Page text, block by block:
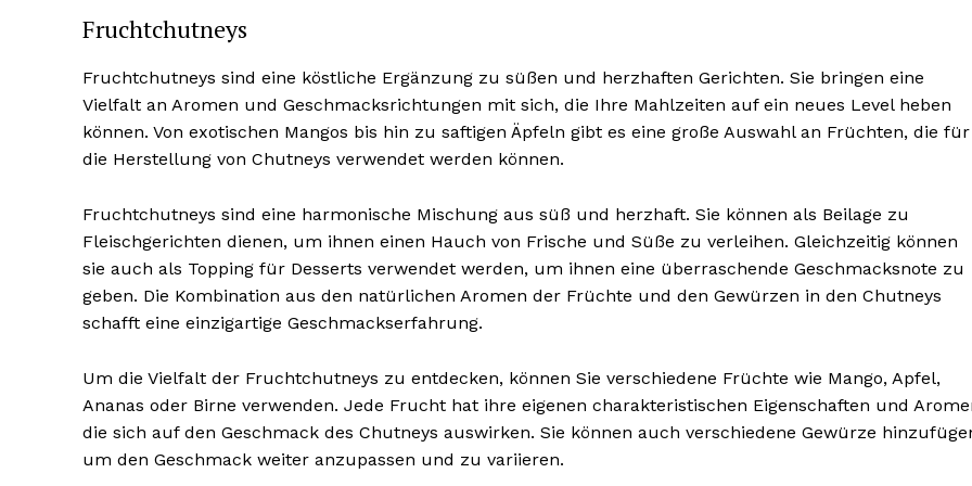
Fruchtchutneys
Fruchtchutneys sind eine köstliche Ergänzung zu süßen und herzhaften Gerichten. Sie bringen eine
Vielfalt an Aromen und Geschmacksrichtungen mit sich, die Ihre Mahlzeiten auf ein neues Level heben
können. Von exotischen Mangos bis hin zu saftigen Äpfeln gibt es eine große Auswahl an Früchten, die für
die Herstellung von Chutneys verwendet werden können.
Fruchtchutneys sind eine harmonische Mischung aus süß und herzhaft. Sie können als Beilage zu
Fleischgerichten dienen, um ihnen einen Hauch von Frische und Süße zu verleihen. Gleichzeitig können
sie auch als Topping für Desserts verwendet werden, um ihnen eine überraschende Geschmacksnote zu
geben. Die Kombination aus den natürlichen Aromen der Früchte und den Gewürzen in den Chutneys
schafft eine einzigartige Geschmackserfahrung.
Um die Vielfalt der Fruchtchutneys zu entdecken, können Sie verschiedene Früchte wie Mango, Apfel,
Ananas oder Birne verwenden. Jede Frucht hat ihre eigenen charakteristischen Eigenschaften und
die sich auf den Geschmack des Chutneys auswirken. Sie können auch verschiedene Gewürze
um den Geschmack weiter anzupassen und zu variieren.